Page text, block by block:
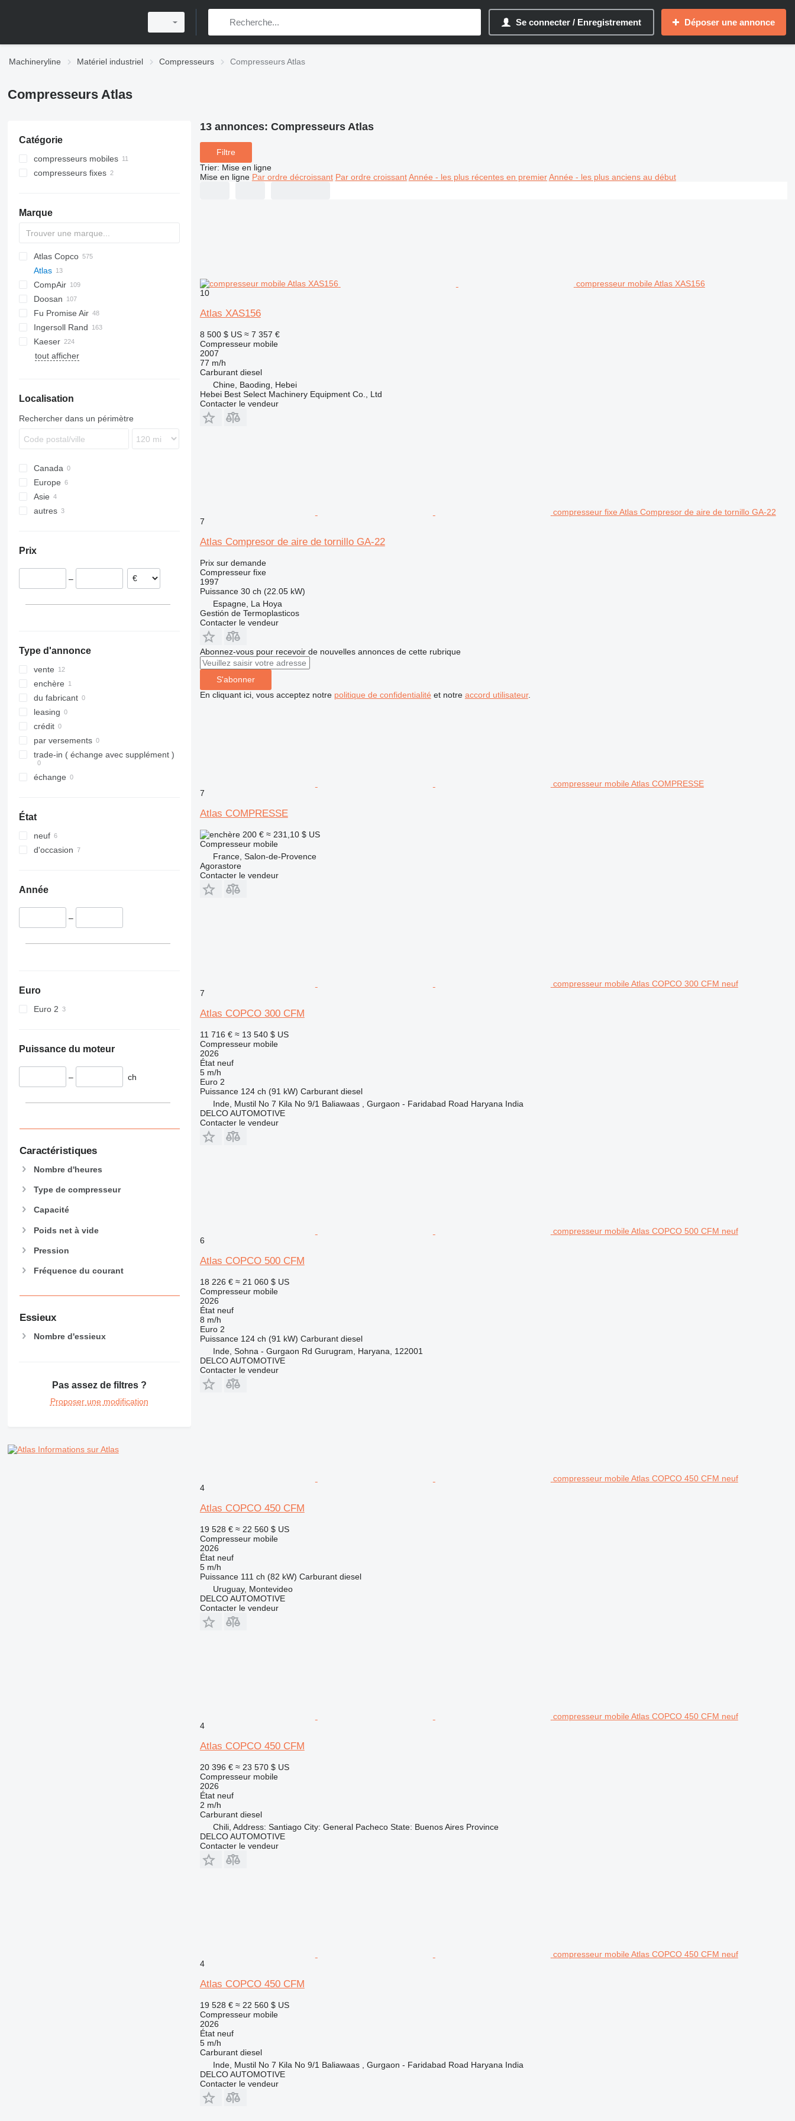
Se connecter / Enregistrement Déposer une annonce
Machineryline Matériel industriel Compresseurs Compresseurs Atlas
Compresseurs Atlas
Catégorie
compresseurs mobiles
compresseurs fixes
Marque
PDS
Atlas Copco
DrillAir
E-Air
GA
LF
LT
QAX
XAHS
XAVS
XRVS
ZT
Atlas
XAS
XAS 67
PDP
PA
C-series
M-series
CPS
CompAir
C-series
DLT
DS
H-series
SC
F2L912
Doosan
B-series
G-series
Fu Promise Air
MC
Ingersoll Rand
G-series
P-series
VHP
Kaeser
AS
SK
D-series
M-series
MDVN
W-series
38K
260
900
tout afficher
Localisation
Rechercher dans un périmètre
Canada
Europe
France
Asie
Inde
autres
Prix
–
Type d'annonce
vente
enchère
du fabricant
leasing
crédit
par versements
trade-in ( échange avec supplément )
échange
État
neuf
d'occasion
Année
–
Euro
Euro 2
Puissance du moteur
– ch
Caractéristiques
Nombre d'heures
Type de compresseur
Capacité
Poids net à vide
Pression
Fréquence du courant
Essieux
Nombre d'essieux
Pas assez de filtres ?
Proposer une modification
Informations sur Atlas
13 annonces: Compresseurs Atlas
Filtre
Trier: Mise en ligne
Mise en ligne Par ordre décroissant Par ordre croissant Année - les plus récentes en premier Année - les plus anciens au début
compresseur mobile Atlas XAS156
10
Atlas XAS156
8 500 $ US ≈ 7 357 €
Compresseur mobile
2007
77 m/h
Carburant diesel
Chine, Baoding, Hebei
Hebei Best Select Machinery Equipment Co., Ltd
Contacter le vendeur
compresseur fixe Atlas Compresor de aire de tornillo GA-22
7
Atlas Compresor de aire de tornillo GA-22
Prix sur demande
Compresseur fixe
1997
Puissance 30 ch (22.05 kW)
Espagne, La Hoya
Gestión de Termoplasticos
Contacter le vendeur
Abonnez-vous pour recevoir de nouvelles annonces de cette rubrique
S'abonner
En cliquant ici, vous acceptez notre politique de confidentialité et notre accord utilisateur.
compresseur mobile Atlas COMPRESSE
7
Atlas COMPRESSE
200 € ≈ 231,10 $ US
Compresseur mobile
France, Salon-de-Provence
Agorastore
Contacter le vendeur
compresseur mobile Atlas COPCO 300 CFM neuf
7
Atlas COPCO 300 CFM
11 716 € ≈ 13 540 $ US
Compresseur mobile
2026
Étatneuf
5 m/h
Euro 2
Puissance 124 ch (91 kW) Carburant diesel
Inde, Mustil No 7 Kila No 9/1 Baliawaas , Gurgaon - Faridabad Road Haryana India
DELCO AUTOMOTIVE
Contacter le vendeur
compresseur mobile Atlas COPCO 500 CFM neuf
6
Atlas COPCO 500 CFM
18 226 € ≈ 21 060 $ US
Compresseur mobile
2026
Étatneuf
8 m/h
Euro 2
Puissance 124 ch (91 kW) Carburant diesel
Inde, Sohna - Gurgaon Rd Gurugram, Haryana, 122001
DELCO AUTOMOTIVE
Contacter le vendeur
compresseur mobile Atlas COPCO 450 CFM neuf
4
Atlas COPCO 450 CFM
19 528 € ≈ 22 560 $ US
Compresseur mobile
2026
Étatneuf
5 m/h
Puissance 111 ch (82 kW) Carburant diesel
Uruguay, Montevideo
DELCO AUTOMOTIVE
Contacter le vendeur
compresseur mobile Atlas COPCO 450 CFM neuf
4
Atlas COPCO 450 CFM
20 396 € ≈ 23 570 $ US
Compresseur mobile
2026
Étatneuf
2 m/h
Carburant diesel
Chili, Address: Santiago City: General Pacheco State: Buenos Aires Province
DELCO AUTOMOTIVE
Contacter le vendeur
compresseur mobile Atlas COPCO 450 CFM neuf
4
Atlas COPCO 450 CFM
19 528 € ≈ 22 560 $ US
Compresseur mobile
2026
Étatneuf
5 m/h
Carburant diesel
Inde, Mustil No 7 Kila No 9/1 Baliawaas , Gurgaon - Faridabad Road Haryana India
DELCO AUTOMOTIVE
Contacter le vendeur